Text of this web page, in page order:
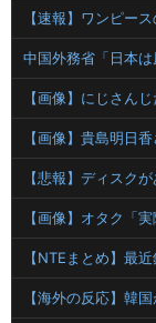
【画像】にじさん
【NTEまとめ】最